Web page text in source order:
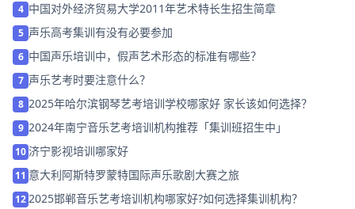
4 中国对外经济贸易大学2011年艺术特长生招生简章
5 声乐高考集训有没有必要参加
6 中国声乐培训中，假声艺术形态的标准有哪些？
7 声乐艺考时要注意什么？
8 2025年哈尔滨钢琴艺考培训学校哪家好 家长该如何选择？
9 2024年南宁音乐艺考培训机构推荐「集训班招生中」
10 济宁影视培训哪家好
11 意大利阿斯特罗蒙特国际声乐歌剧大赛之旅
122025邯郸音乐艺考培训机构哪家好?如何选择集训机构？